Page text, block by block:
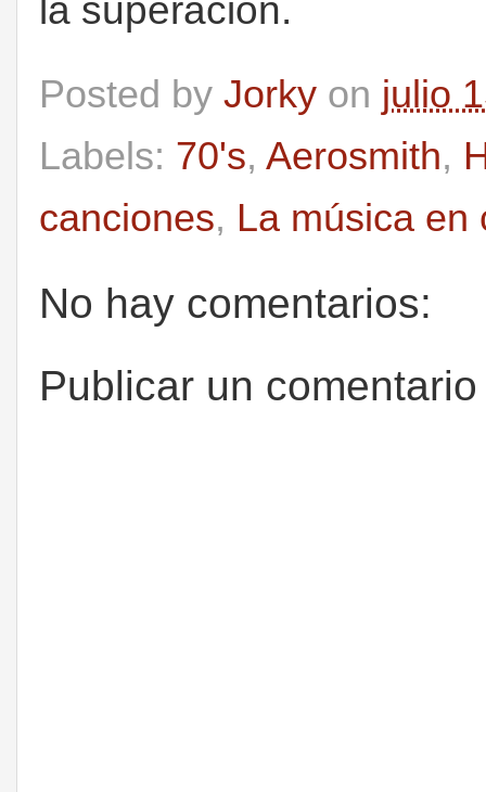
la superación.
Posted by Jorky on julio
Labels: 70's, Aerosmith,
canciones, La música en
No hay comentarios:
Publicar un comentario